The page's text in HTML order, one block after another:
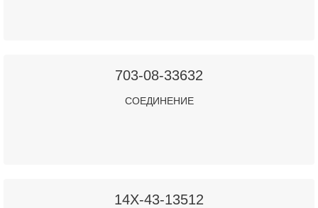
703-08-33632
СОЕДИНЕНИЕ
14X-43-13512